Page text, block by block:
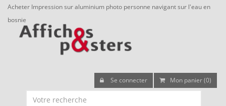
Acheter Impression sur aluminium photo personne navigant sur l'eau en
bosnie
Se connecter Mon panier (0)